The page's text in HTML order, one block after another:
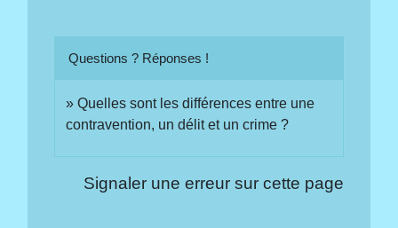
Questions ? Réponses !
Quelles sont les différences entre une
contravention, un délit et un crime ?
Signaler une erreur sur cette page